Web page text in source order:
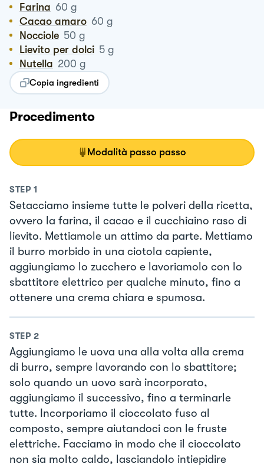
Farina 60 g
Cacao amaro 60 g
Nocciole 50 g
Lievito per dolci 5 g
Nutella 200 g
Copia ingredienti
Procedimento
Modalità passo passo
STEP 1
Setacciamo insieme tutte le polveri della ricetta,
ovvero la farina, il cacao e il cucchiaino raso di
lievito. Mettiamole un attimo da parte. Mettiamo
il burro morbido in una ciotola capiente,
aggiungiamo lo zucchero e lavoriamolo con lo
sbattitore elettrico per qualche minuto, fino a
ottenere una crema chiara e spumosa.
STEP 2
Aggiungiamo le uova una alla volta alla crema
di burro, sempre lavorando con lo sbattitore;
solo quando un uovo sarà incorporato,
aggiungiamo il successivo, fino a terminarle
tutte. Incorporiamo il cioccolato fuso al
composto, sempre aiutandoci con le fruste
elettriche. Facciamo in modo che il cioccolato
non sia molto caldo, lasciandolo intiepidire